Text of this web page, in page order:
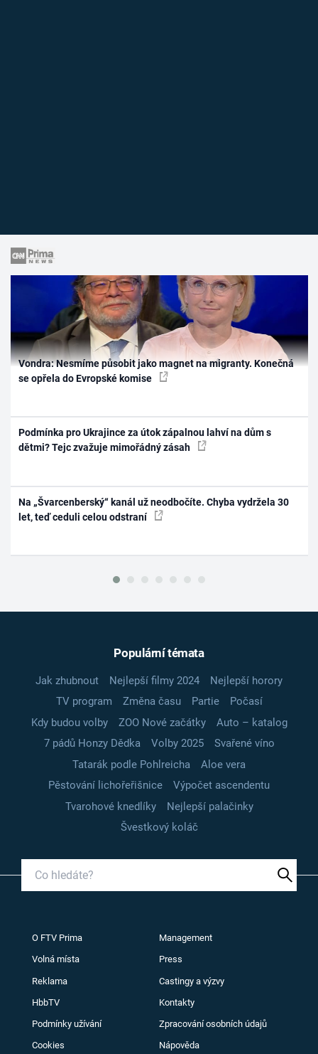
Vondra: Nesmíme působit jako magnet na migranty. Konečná
se opřela do Evropské komise
Podmínka pro Ukrajince za útok zápalnou lahví na dům s
dětmi? Tejc zvažuje mimořádný zásah
Na „Švarcenberský“ kanál už neodbočíte. Chyba vydržela 30
let, teď ceduli celou odstraní
Populární témata
Jak zhubnout Nejlepší filmy 2024
Nejlepší horory
TV program
Změna času Partie
Počasí
Kdy budou volby
ZOO Nové začátky
Auto – katalog
7 pádů Honzy Dědka
Volby 2025
Svařené víno
Tatarák podle Pohlreicha
Aloe vera
Pěstování lichořeřišnice
Výpočet ascendentu
Tvarohové knedlíky
Nejlepší palačinky
Švestkový koláč
O FTV Prima Management
Volná místa Press
Reklama Castingy a výzvy
HbbTV Kontakty
Podmínky užívání Zpracování osobních údajů
Cookies Nápověda